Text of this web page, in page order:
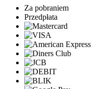
Za pobraniem
Przedpłata